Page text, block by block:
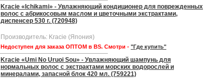
Kracie «Ichikami» - Увлажняющий кондиционер для поврежденных
волос с абрикосовым маслом и цветочными экстрактами,
диспенсер 530 г. (720948)
Производитель: Kracie (Япония)
Недоступен для заказа ОПТОМ в BS. Смотри - "Где купить"
Kracie «Umi No Uruoi Sou» - Увлажняющий шампунь для
нормальных волос с экстрактами морских водорослей и
минералами, запасной блок 420 мл. (759221)